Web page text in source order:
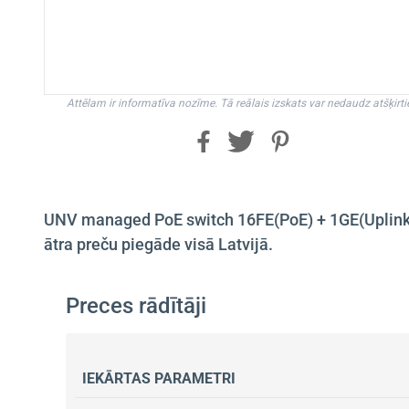
Attēlam ir informatīva nozīme. Tā reālais izskats var nedaudz
UNV managed PoE switch 16FE(PoE) +
ātra preču piegāde visā Latvijā.
Preces rādītāji
IEKĀRTAS PARAMETRI